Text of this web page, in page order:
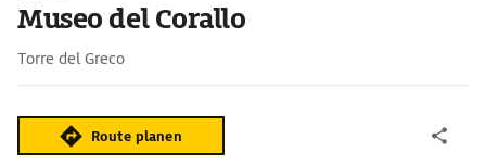
Museo del Corallo
Torre del Greco
Route planen